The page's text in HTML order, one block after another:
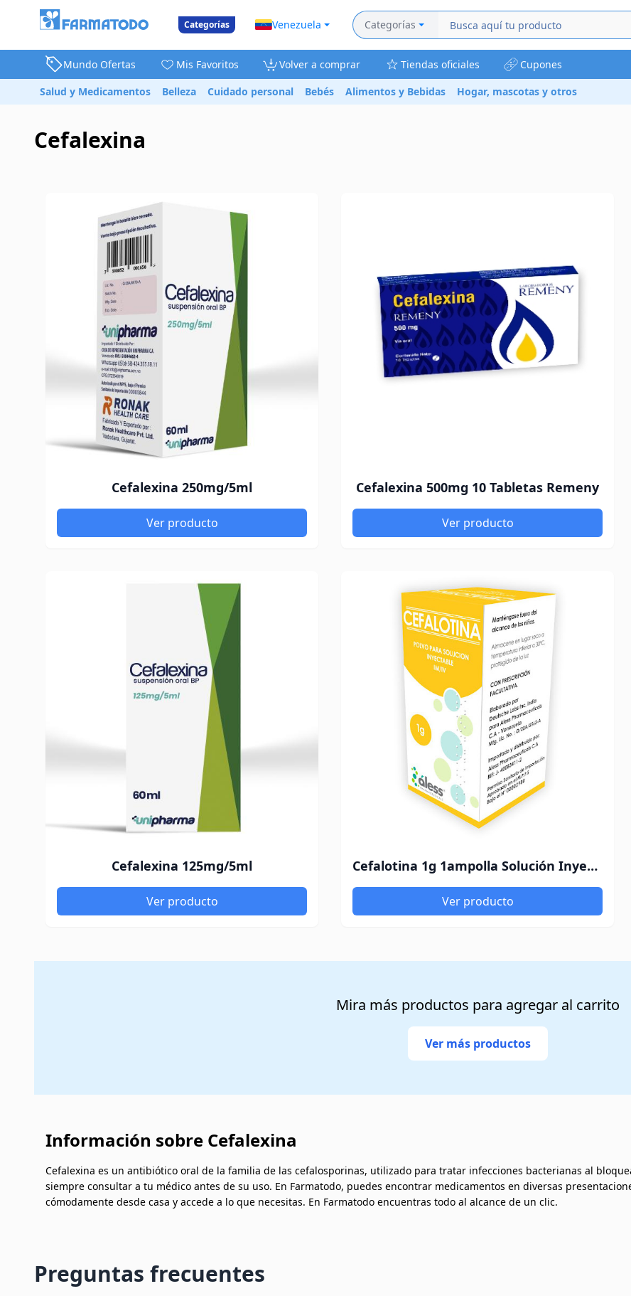
Categorías Venezuela Categorías
Mundo Ofertas Mis Favoritos Volver a comprar Tiendas oficiales Cupones
Salud y Medicamentos Belleza Cuidado personal Bebés Alimentos y Bebidas Hogar, mascotas y otros
Cefalexina
Cefalexina 250mg/5ml
Ver producto
Cefalexina 500mg 10 Tabletas Remeny
Ver producto
Cefalexina 125mg/5ml
Ver producto
Cefalotina 1g 1ampolla Solución Inyectable Aless Pharmaceuticals
Ver producto
Mira más productos para agregar al carrito
Ver más productos
Información sobre Cefalexina
Cefalexina es un antibiótico oral de la familia de las cefalosporinas, utilizado para tratar infecciones bacterianas al
siempre consultar a tu médico antes de su uso. En Farmatodo, puedes encontrar medicamentos en diversas
cómodamente desde casa y accede a lo que necesitas. En Farmatodo encuentras todo al alcance de un clic.
Preguntas frecuentes